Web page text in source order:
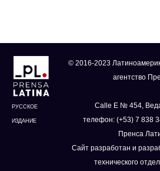
РУССКОЕ
ИЗДАНИЕ
© 2016-2023
агентство
Calle E № 454,
телефон: (+53) 7 838
Пренса
Сайт разработан и
технического